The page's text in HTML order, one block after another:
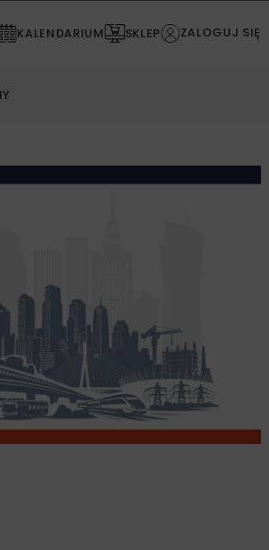
KALENDARIUM SKLEP ZALOGUJ SIĘ